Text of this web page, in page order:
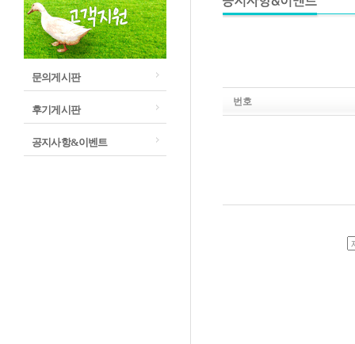
문의게시판
후기게시판
공지사항&이벤트
번호